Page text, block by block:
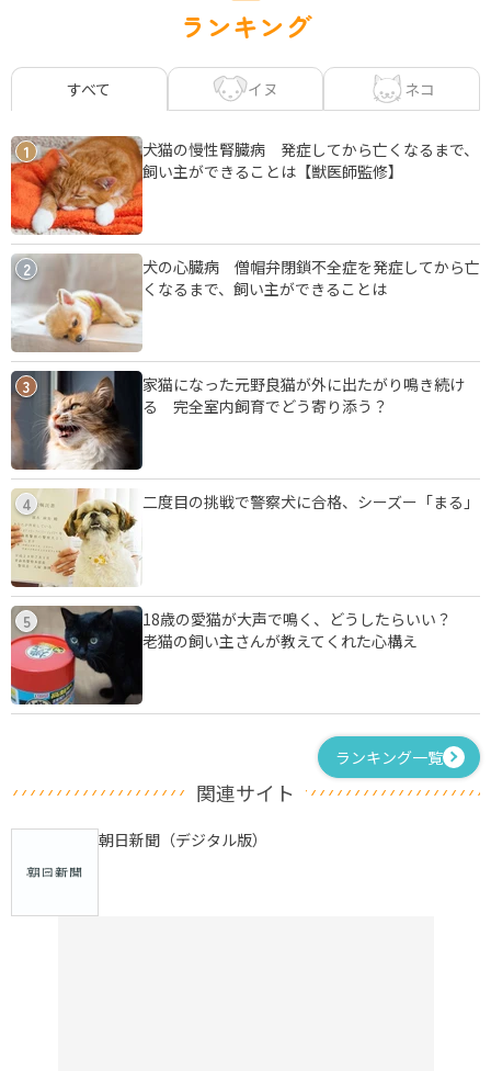
ランキング
すべて イヌ ネコ
1
犬猫の慢性腎臓病 発症してから亡くなるまで、
飼い主ができることは【獣医師監修】
2
犬の心臓病 僧帽弁閉鎖不全症を発症してから亡
くなるまで、飼い主ができることは
3
家猫になった元野良猫が外に出たがり鳴き続け
る 完全室内飼育でどう寄り添う？
4 二度目の挑戦で警察犬に合格、シーズー「まる」
5
18歳の愛猫が大声で鳴く、どうしたらいい？
老猫の飼い主さんが教えてくれた心構え
ランキング一覧
関連サイト
朝日新聞（デジタル版）